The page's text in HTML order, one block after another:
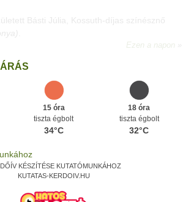
Básti Júlia, Kossuth-díjas színésznő
Ezen a napon
15 óra
tiszta égbolt
34°C
18 óra
tiszta égbolt
32°C
KÉSZÍTÉSE KUTATÓMUNKÁHOZ
KUTATAS-KERDOIV.HU